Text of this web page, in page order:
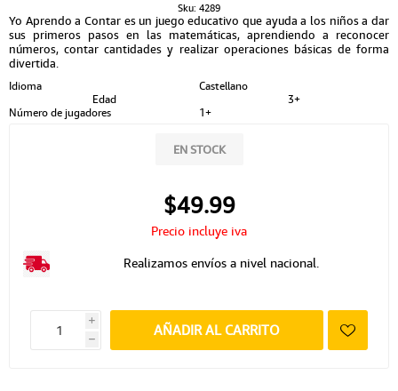
Sku: 4289
Yo Aprendo a Contar es un juego educativo que ayuda a los niños a dar
sus primeros pasos en las matemáticas, aprendiendo a reconocer
números, contar cantidades y realizar operaciones básicas de forma
divertida.
Idioma
Castellano
Edad
3+
Número de jugadores
1+
EN STOCK
$49.99
Precio incluye iva
Realizamos envíos a nivel nacional.
i
h
AÑADIR AL CARRITO